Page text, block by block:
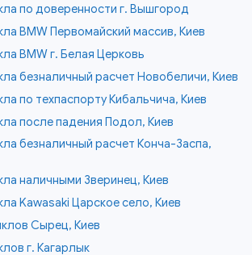
по доверенности г. Вышгород
BMW Первомайский массив, Киев
BMW г. Белая Церковь
безналичный расчет Новобеличи, Киев
по техпаспорту Кибальчича, Киев
после падения Подол, Киев
безналичный расчет Конча-Заспа,
наличными Зверинец, Киев
Kawasaki Царское село, Киев
Сырец, Киев
г. Кагарлык